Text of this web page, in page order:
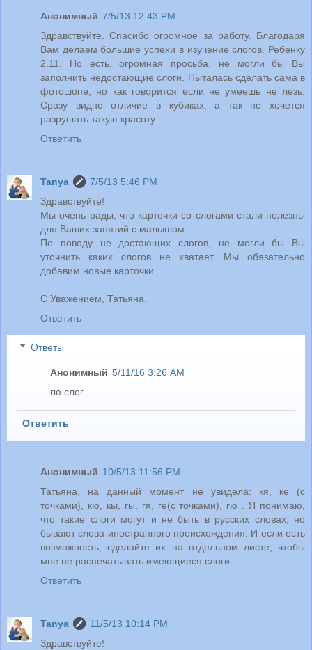
Анонимный 7/5/13 12:43 PM
Здравствуйте. Спасибо огромное за работу. Благодаря
Вам делаем большие успехи в изучение слогов. Ребенку
2.11. Но есть, огромная просьба, не могли бы Вы
заполнить недостающие слоги. Пыталась сделать сама в
фотошопе, но как говорится если не умеешь не лезь.
Сразу видно отличие в кубиках, а так не хочется
разрушать такую красоту.
Ответить
Tanya
7/5/13 5:46 PM
Здравствуйте!
Мы очень рады, что карточки со слогами стали полезны
для Ваших занятий с малышом.
По поводу не достающих слогов, не могли бы Вы
уточнить каких слогов не хватает. Мы обязательно
добавим новые карточки.
С Уважением, Татьяна.
Ответить
Ответы
Анонимный 5/11/16 3:26 AM
гю слог
Ответить
Анонимный 10/5/13 11:56 PM
Татьяна, на данный момент не увидела: кя, ке (с
точками), кю, кы, гы, гя, ге(с точками), гю . Я понимаю,
что такие слоги могут и не быть в русских словах, но
бывают слова иностранного происхождения. И если есть
возможность, сделайте их на отдельном листе, чтобы
мне не распечатывать имеющиеся слоги.
Ответить
Tanya
11/5/13 10:14 PM
Здравствуйте!